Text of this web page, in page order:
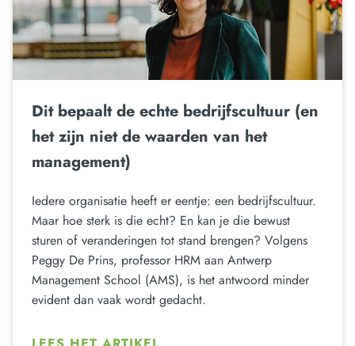
Dit bepaalt de echte bedrijfscultuur (en
het zijn niet de waarden van het
management)
Iedere organisatie heeft er eentje: een bedrijfscultuur.
Maar hoe sterk is die echt? En kan je die bewust
sturen of veranderingen tot stand brengen? Volgens
Peggy De Prins, professor HRM aan Antwerp
Management School (AMS), is het antwoord minder
evident dan vaak wordt gedacht.